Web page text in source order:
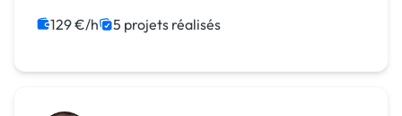
Site E-commerce
129 €/h 5 projets réalisés